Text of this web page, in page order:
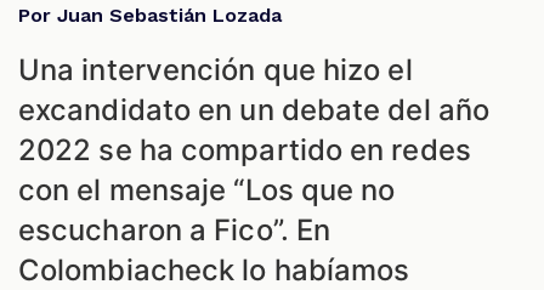
Por Juan Sebastián Lozada
Una intervención que hizo el
excandidato en un debate del año
2022 se ha compartido en redes
con el mensaje “Los que no
escucharon a Fico”. En
Colombiacheck lo habíamos